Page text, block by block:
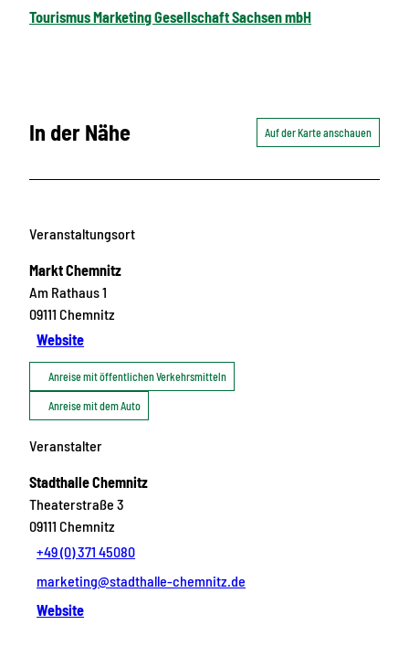
Tourismus Marketing Gesellschaft Sachsen mbH
In der Nähe Auf der Karte anschauen
Veranstaltungsort
Markt Chemnitz
Am Rathaus 1
09111 Chemnitz
Website
Anreise mit öffentlichen Verkehrsmitteln
Anreise mit dem Auto
Veranstalter
Stadthalle Chemnitz
Theaterstraße 3
09111 Chemnitz
+49 (0) 371 45080
marketing@stadthalle-chemnitz.de
Website